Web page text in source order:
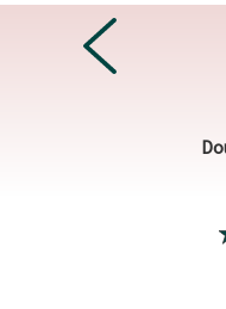
PREVIOUS